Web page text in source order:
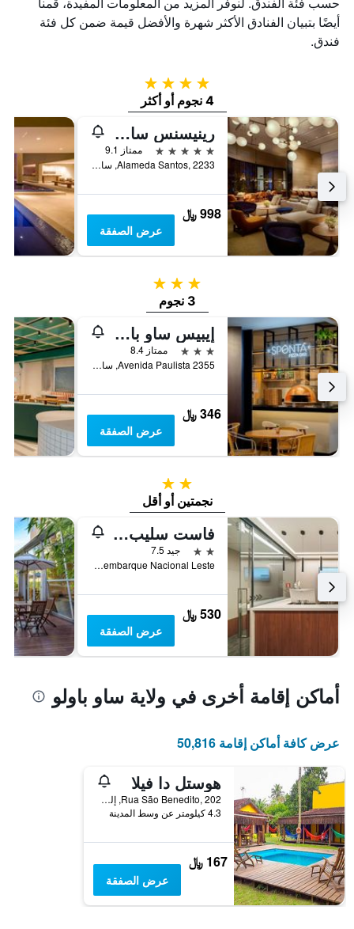
أيضًا بتبيان الفنادق الأكثر شهرة والأفضل قيمة ضمن كل فئة
فندق.
4 نجوم
4 نجوم أو أكثر
رينيسنس ساو باولو هوتل
5 نجوم
ممتاز 9.1
Alameda Santos, 2233, ساو باولو, البرازيل
998 ﷼
عرض الصفقة
3 نجوم
3 نجوم
إيبيس ساو باولو باوليستا
3 نجوم
ممتاز 8.4
Avenida Paulista 2355, ساو باولو, البرازيل
346 ﷼
عرض الصفقة
2 نجمتين
نجمتين أو أقل
فاست سليب جوارولوس باي زلافييرو أوتيس
2 نجمتين
جيد 7.5
Rodovia Helio Smidt - Terminal 2 - Asa D - Piso Terreo - Desembarque Nacional Leste, غوارولهوس, البرازيل
530 ﷼
عرض الصفقة
أماكن إقامة أخرى في ولاية ساو باولو
عرض كافة أماكن إقامة 50,816
هوستل دا فيلا
Rua São Benedito, 202, إلهابيلا, البرازيل
4.3 كيلومتر عن وسط المدينة
167 ﷼
عرض الصفقة